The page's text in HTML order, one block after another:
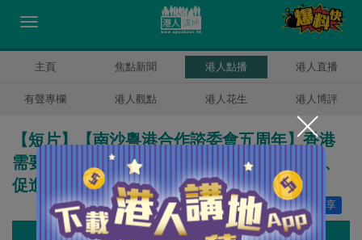
主頁 焦點新聞 港人點播 港人直播
有聲專欄 港人觀點 港人花生 港人博評
【短片】【南沙粵港合作諮委會五周年】香港
需要、南沙落地 陳志育：善用香港護老優勢、
促進兩地銀髮經濟發展
分享
讚好 2